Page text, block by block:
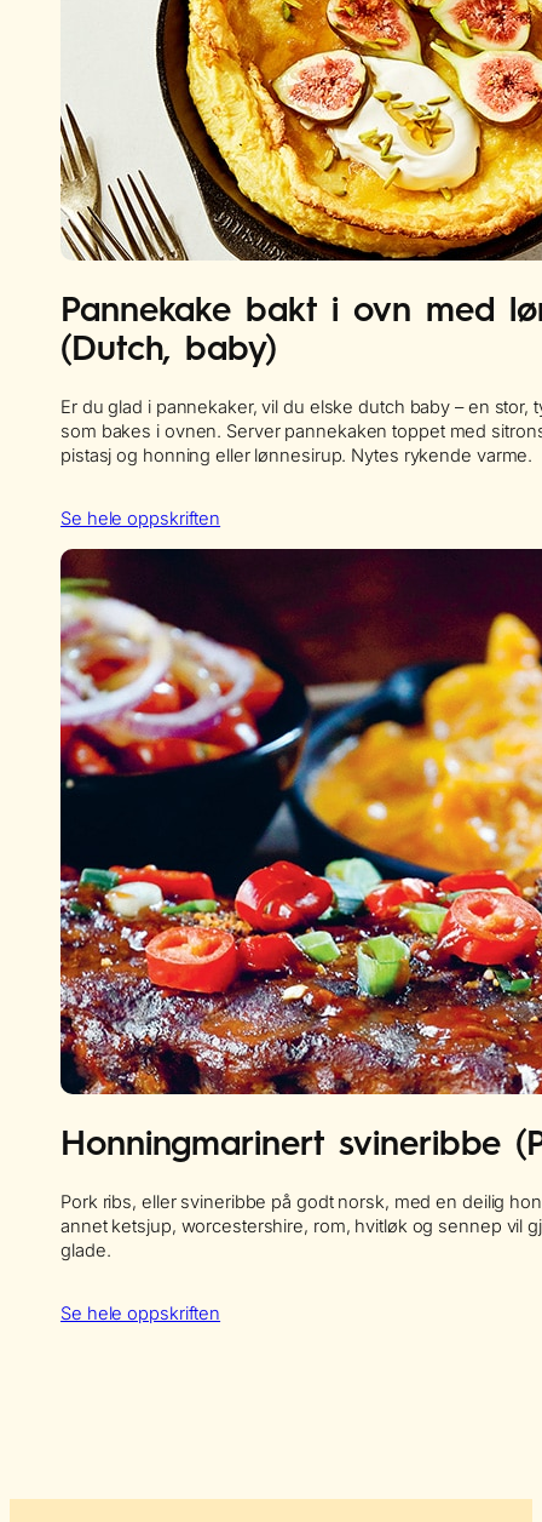
Pannekake bakt i ovn med
(Dutch, baby)
Er du glad i pannekaker, vil du elske dutch baby – en stor,
som bakes i ovnen. Server pannekaken toppet med
pistasj og honning eller lønnesirup. Nytes rykende varme.
Se hele oppskriften
Honningmarinert svineribbe
Pork ribs, eller svineribbe på godt norsk, med en deilig
annet ketsjup, worcestershire, rom, hvitløk og sennep vil
glade.
Se hele oppskriften